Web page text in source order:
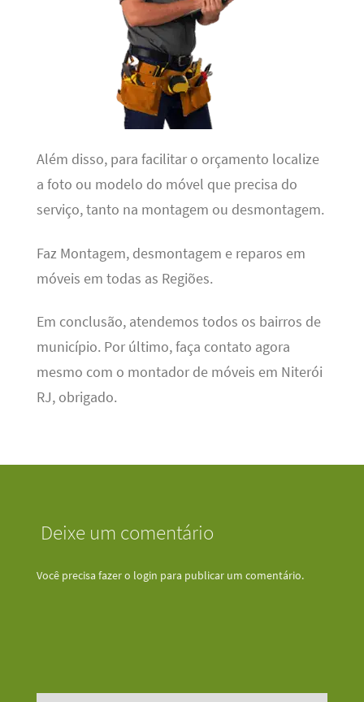
Além disso, para facilitar o orçamento localize
a foto ou modelo do móvel que precisa do
serviço, tanto na montagem ou desmontagem.
Faz Montagem, desmontagem e reparos em
móveis em todas as Regiões.
Em conclusão, atendemos todos os bairros de
município. Por último, faça contato agora
mesmo com o montador de móveis em Niterói
RJ, obrigado.
Deixe um comentário
Você precisa fazer o login para publicar um comentário.